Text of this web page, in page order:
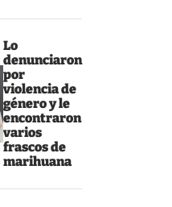
Lo
denunciaron
por
violencia de
género y le
encontraron
varios
frascos de
marihuana